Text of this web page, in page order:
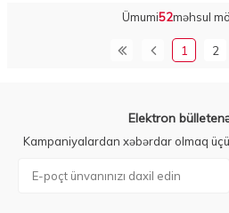
Ümumi52məhsul
1 2
Elektron
Kampaniyalardan xəbərdar olmaq